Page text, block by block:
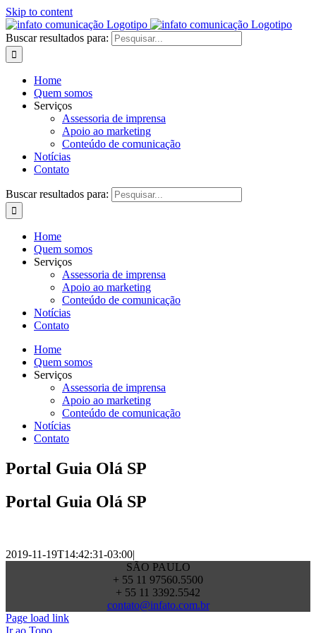
Skip to content
Buscar resultados para:
Home
Quem somos
Serviços
Assessoria de imprensa
Apoio ao marketing
Conteúdo de comunicação
Notícias
Contato
Buscar resultados para:
Home
Quem somos
Serviços
Assessoria de imprensa
Apoio ao marketing
Conteúdo de comunicação
Notícias
Contato
Home
Quem somos
Serviços
Assessoria de imprensa
Apoio ao marketing
Conteúdo de comunicação
Notícias
Contato
Portal Guia Olá SP
Portal Guia Olá SP
2019-11-19T14:42:31-03:00|
SÃO PAULO
+ 55 11 97560.5500
+ 55 11 3392.5542
contato@infato.com.br
Page load link
Ir ao Topo